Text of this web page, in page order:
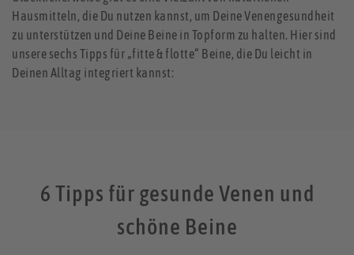
Hausmitteln, die Du nutzen kannst, um Deine Venengesundheit
zu unterstützen und Deine Beine in Topform zu halten. Hier sind
unsere sechs Tipps für „fitte & flotte“ Beine, die Du leicht in
Deinen Alltag integriert kannst:
6 Tipps für gesunde Venen und
schöne Beine